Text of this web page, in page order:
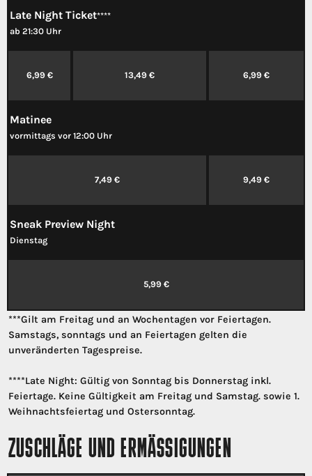
Late Night Ticket****
ab 21:30 Uhr
6,99 € 13,49 € 6,99 €
Matinee
vormittags vor 12:00 Uhr
7,49 € 9,49 €
Sneak Preview Night
Dienstag
5,99 €
***Gilt am Freitag und an Wochentagen vor Feiertagen.
Samstags, sonntags und an Feiertagen gelten die
unveränderten Tagespreise.
****Late Night: Gültig von Sonntag bis Donnerstag inkl.
Feiertage. Keine Gültigkeit am Freitag und Samstag. sowie 1.
Weihnachtsfeiertag und Ostersonntag.
ZUSCHLÄGE UND ERMÄSSIGUNGEN